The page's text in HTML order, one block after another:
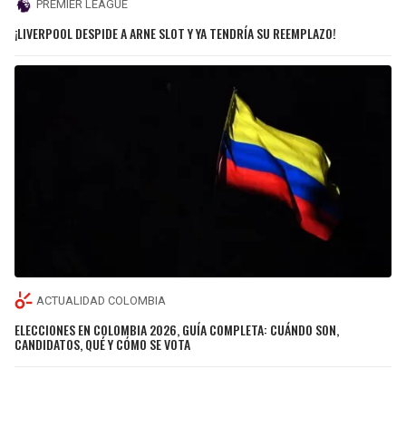
PREMIER LEAGUE
¡LIVERPOOL DESPIDE A ARNE SLOT Y YA TENDRÍA SU REEMPLAZO!
ACTUALIDAD COLOMBIA
ELECCIONES EN COLOMBIA 2026, GUÍA COMPLETA: CUÁNDO SON,
CANDIDATOS, QUÉ Y CÓMO SE VOTA